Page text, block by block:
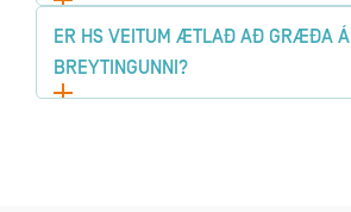
ER HS VEITUM ÆTLAÐ AÐ GRÆÐA Á
BREYTINGUNNI?